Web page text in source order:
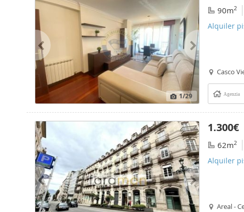
1/29
90m2
Alquiler
Casco
Agenzia
1.300€
62m2
Alquiler
Areal -